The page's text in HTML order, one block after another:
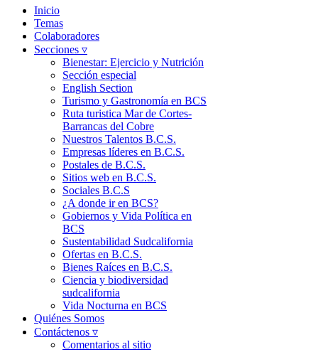
Inicio
Temas
Colaboradores
Secciones ▿
Bienestar: Ejercicio y Nutrición
Sección especial
English Section
Turismo y Gastronomía en BCS
Ruta turistica Mar de Cortes-
Barrancas del Cobre
Nuestros Talentos B.C.S.
Empresas líderes en B.C.S.
Postales de B.C.S.
Sitios web en B.C.S.
Sociales B.C.S
¿A donde ir en BCS?
Gobiernos y Vida Política en
BCS
Sustentabilidad Sudcalifornia
Ofertas en B.C.S.
Bienes Raíces en B.C.S.
Ciencia y biodiversidad
sudcalifornia
Vida Nocturna en BCS
Quiénes Somos
Contáctenos ▿
Comentarios al sitio